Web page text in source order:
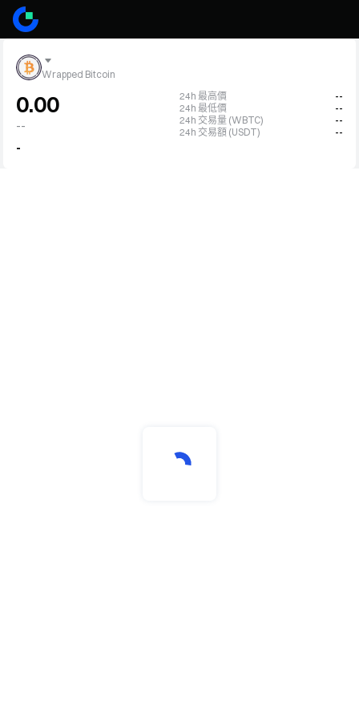
Wrapped Bitcoin
0.00
--
-
24h 最高價
--
24h 最低價
--
24h 交易量 (WBTC)
--
24h 交易額 (USDT)
--